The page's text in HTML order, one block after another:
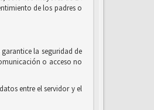
de los padres o
la seguridad de
o acceso no
entre el servidor y el